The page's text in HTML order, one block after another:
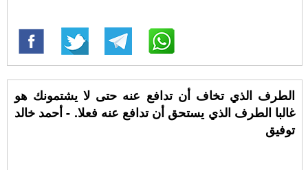
الطرف الذي تخاف أن تدافع عنه حتى لا يشتمونك هو
غالبا الطرف الذي يستحق أن تدافع عنه فعلا. - أحمد خالد
توفيق